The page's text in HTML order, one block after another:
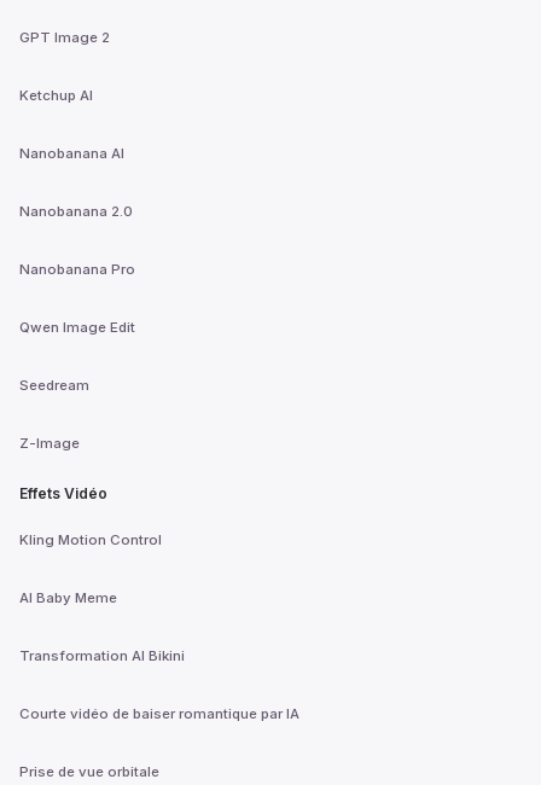
GPT Image 2
Ketchup AI
Nanobanana AI
Nanobanana 2.0
Nanobanana Pro
Qwen Image Edit
Seedream
Z-Image
Effets Vidéo
Kling Motion Control
AI Baby Meme
Transformation AI Bikini
Courte vidéo de baiser romantique par IA
Prise de vue orbitale